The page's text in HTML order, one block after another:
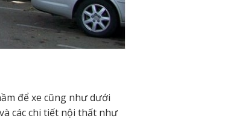
để xe cũng như dưới
các chi tiết nội thất như